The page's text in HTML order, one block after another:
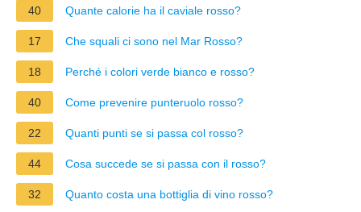
40 Quante calorie ha il caviale rosso?
17 Che squali ci sono nel Mar Rosso?
18 Perché i colori verde bianco e rosso?
40 Come prevenire punteruolo rosso?
22 Quanti punti se si passa col rosso?
44 Cosa succede se si passa con il rosso?
32 Quanto costa una bottiglia di vino rosso?